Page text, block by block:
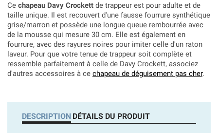
Ce chapeau Davy Crockett de trappeur est pour adulte et de
taille unique. Il est recouvert d'une fausse fourrure synthétique
grise/marron et possède une longue queue rembourrée avec
de la mousse qui mesure 30 cm. Elle est également en
fourrure, avec des rayures noires pour imiter celle d'un raton
laveur. Pour que votre tenue de trappeur soit complète et
ressemble parfaitement à celle de Davy Crockett, associez
d'autres accessoires à ce chapeau de déguisement pas cher.
DESCRIPTION DÉTAILS DU PRODUIT